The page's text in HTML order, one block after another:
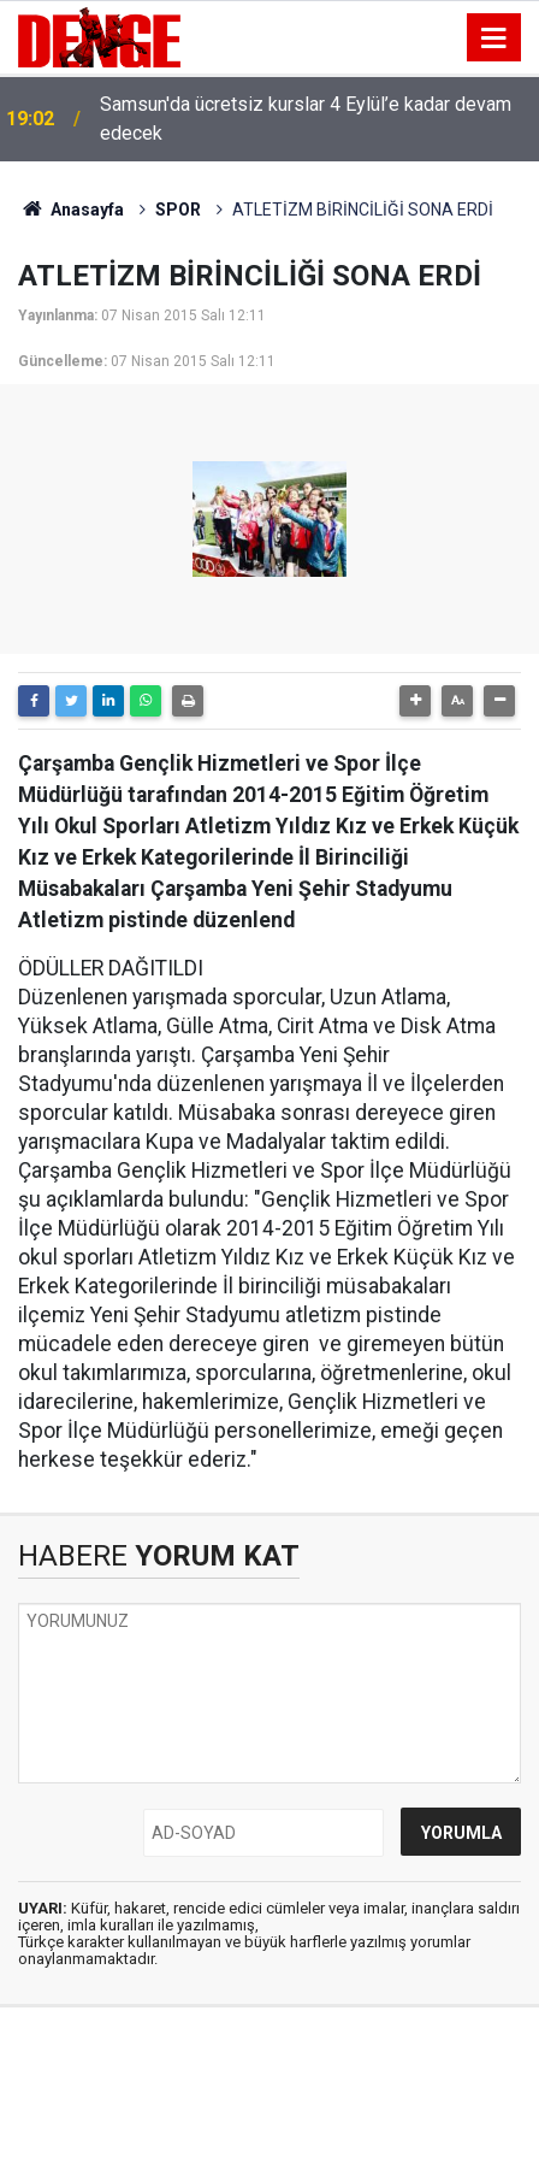
19:02
Samsun'da ücretsiz kurslar 4 Eylül’e kadar devam
edecek
Anasayfa SPOR ATLETİZM BİRİNCİLİĞİ SONA ERDİ
ATLETİZM BİRİNCİLİĞİ SONA ERDİ
Yayınlanma: 07 Nisan 2015 Salı 12:11
Güncelleme: 07 Nisan 2015 Salı 12:11
Çarşamba Gençlik Hizmetleri ve Spor İlçe
Müdürlüğü tarafından 2014-2015 Eğitim Öğretim
Yılı Okul Sporları Atletizm Yıldız Kız ve Erkek Küçük
Kız ve Erkek Kategorilerinde İl Birinciliği
Müsabakaları Çarşamba Yeni Şehir Stadyumu
Atletizm pistinde düzenlend
ÖDÜLLER DAĞITILDI
Düzenlenen yarışmada sporcular, Uzun Atlama,
Yüksek Atlama, Gülle Atma, Cirit Atma ve Disk Atma
branşlarında yarıştı. Çarşamba Yeni Şehir
Stadyumu'nda düzenlenen yarışmaya İl ve İlçelerden
sporcular katıldı. Müsabaka sonrası dereyece giren
yarışmacılara Kupa ve Madalyalar taktim edildi.
Çarşamba Gençlik Hizmetleri ve Spor İlçe Müdürlüğü
şu açıklamlarda bulundu: "Gençlik Hizmetleri ve Spor
İlçe Müdürlüğü olarak 2014-2015 Eğitim Öğretim Yılı
okul sporları Atletizm Yıldız Kız ve Erkek Küçük Kız ve
Erkek Kategorilerinde İl birinciliği müsabakaları
ilçemiz Yeni Şehir Stadyumu atletizm pistinde
mücadele eden dereceye giren ve giremeyen bütün
okul takımlarımıza, sporcularına, öğretmenlerine, okul
idarecilerine, hakemlerimize, Gençlik Hizmetleri ve
Spor İlçe Müdürlüğü personellerimize, emeği geçen
herkese teşekkür ederiz."
HABERE YORUM KAT
UYARI: Küfür, hakaret, rencide edici cümleler veya imalar, inançlara saldırı
içeren, imla kuralları ile yazılmamış,
Türkçe karakter kullanılmayan ve büyük harflerle yazılmış yorumlar
onaylanmamaktadır.